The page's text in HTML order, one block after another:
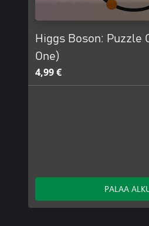
Higgs Boson: Puzzle
One)
4,99 €
PALAA